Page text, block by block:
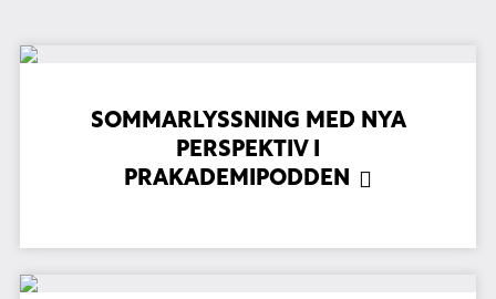
SOMMARLYSSNING MED NYA
PERSPEKTIV I
PRAKADEMIPODDEN